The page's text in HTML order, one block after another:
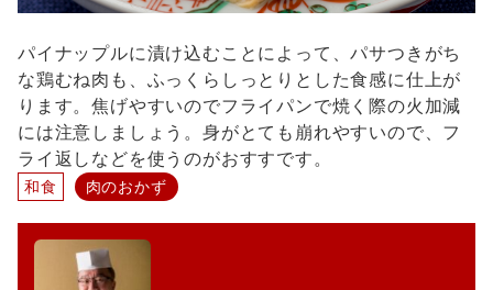
パイナップルに漬け込むことによって、パサつきがち
な鶏むね肉も、ふっくらしっとりとした食感に仕上が
ります。焦げやすいのでフライパンで焼く際の火加減
には注意しましょう。身がとても崩れやすいので、フ
ライ返しなどを使うのがおすすです。
和食 肉のおかず